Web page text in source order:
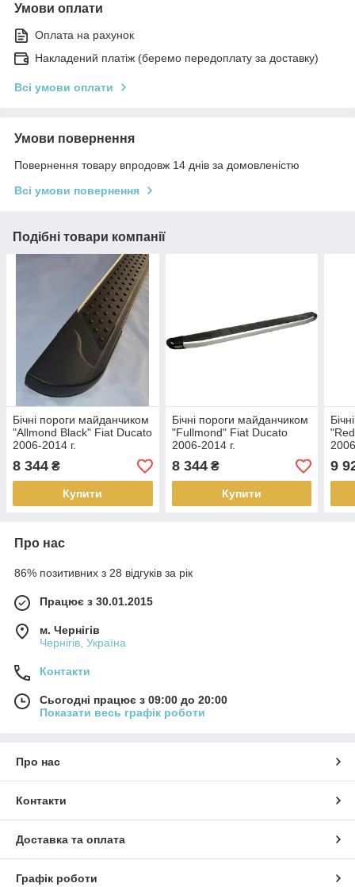
Умови оплати
Оплата на рахунок
Накладений платіж (беремо передоплату за доставку)
Всі умови оплати
Умови повернення
Повернення товару впродовж 14 днів за домовленістю
Всі умови повернення
Подібні товари компанії
Бічні пороги майданчиком
"Allmond Black" Fiat Ducato
2006-2014 г.
8 344 ₴
Купити
Бічні пороги майданчиком
"Fullmond" Fiat Ducato
2006-2014 г.
8 344₴
Купити
9
Про нас
86% позитивних з 28 відгуків за рік
Працює з 30.01.2015
м. Чернігів
Чернігів, Україна
Контакти
Сьогодні працює з 09:00 до 20:00
Показати весь графік роботи
Про нас
Контакти
Доставка та оплата
Графік роботи